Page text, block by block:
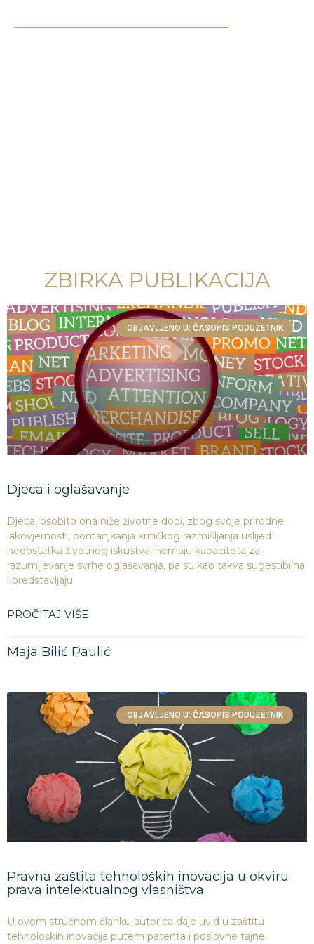
ZBIRKA PUBLIKACIJA
OBJAVLJENO U: ČASOPIS PODUZETNIK
Djeca i oglašavanje
Djeca, osobito ona niže životne dobi, zbog svoje prirodne
lakovjernosti, pomanjkanja kritičkog razmišljanja uslijed
nedostatka životnog iskustva, nemaju kapaciteta za
razumijevanje svrhe oglašavanja, pa su kao takva sugestibilna
i predstavljaju
PROČITAJ VIŠE
Maja Bilić Paulić
OBJAVLJENO U: ČASOPIS PODUZETNIK
Pravna zaštita tehnoloških inovacija u okviru
prava intelektualnog vlasništva
U ovom stručnom članku autorica daje uvid u zaštitu
tehnoloških inovacija putem patenta i poslovne tajne.